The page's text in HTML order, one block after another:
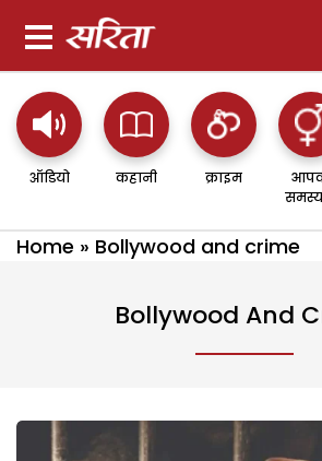
ऑडियो कहानी क्राइम
Home » Bollywood and crime
Bollywood And